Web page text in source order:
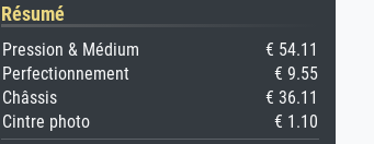
Résumé
Pression & Médium
€ 54.11
Perfectionnement
€ 9.55
Châssis
€ 36.11
Cintre photo
€ 1.10